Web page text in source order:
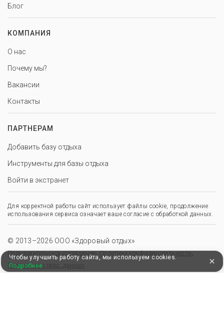
Блог
КОМПАНИЯ
О нас
Почему мы?
Вакансии
Контакты
ПАРТНЕРАМ
Добавить базу отдыха
Инструменты для базы отдыха
Войти в экстранет
Для корректной работы сайт использует файлы cookie, продолжение
использования сервиса означает ваше согласие с обработкой данных.
© 2013–2026 ООО «Здоровый отдых»
Пользовательское соглашение,Политика конфиденциальности,
Положение о перс. данных
Чтобы улучшить работу сайта, мы используем cookies.
Подробнее